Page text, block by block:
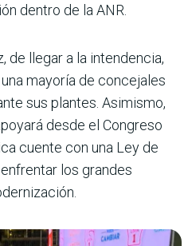
dentro de la ANR.
de llegar a la intendencia,
mayoría de concejales
sus plantes. Asimismo,
desde el Congreso
cuente con una Ley de
los grandes